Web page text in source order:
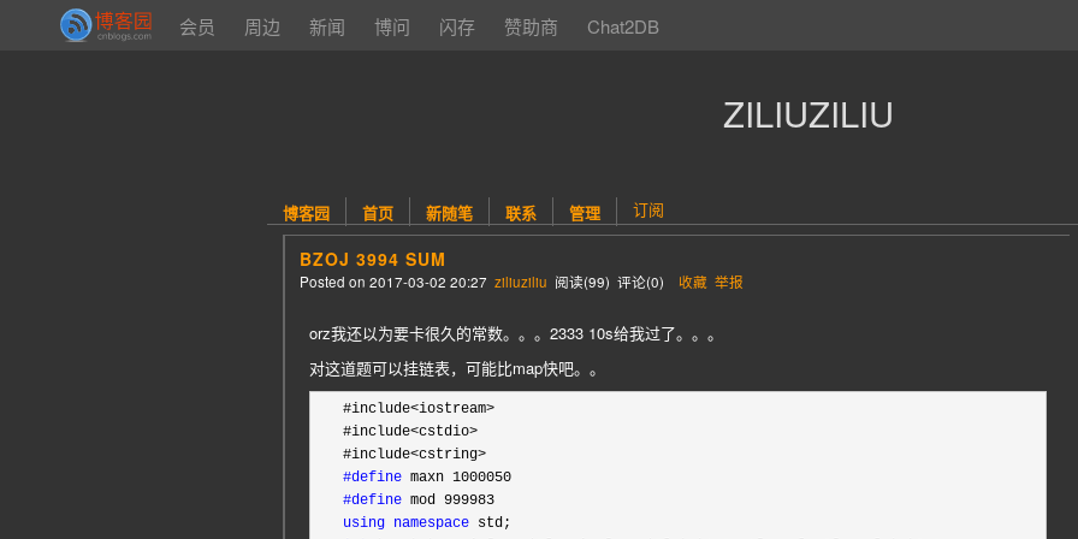
会员 周边 新闻 博问 闪存 赞助商 Chat2DB
ZILIUZILIU
博客园 首页 新随笔 联系 管理 订阅
BZOJ 3994 SUM
Posted on 2017-03-02 20:27 ziliuziliu 阅读(99) 评论(0) 收藏 举报
orz我还以为要卡很久的常数。。。2333 10s给我过了。。。
对这道题可以挂链表，可能比map快吧。。
#include<iostream>
#include<cstdio>
#include
<cstring>
#define
maxn 1000050
#define
mod 999983
using
namespace